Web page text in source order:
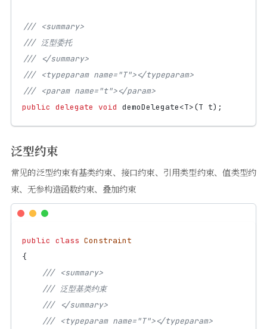
/// <summary>
/// 泛型委托
/// </summary>
/// <typeparam name="T"></typeparam>
/// <param name="t"></param>
public delegate void demoDelegate<T>(T t);
泛型约束
常见的泛型约束有基类约束、接口约束、引用类型约束、值类型约
束、无参构造函数约束、叠加约束
public class Constraint
{
/// <summary>
/// 泛型基类约束
/// </summary>
/// <typeparam name="T"></typeparam>